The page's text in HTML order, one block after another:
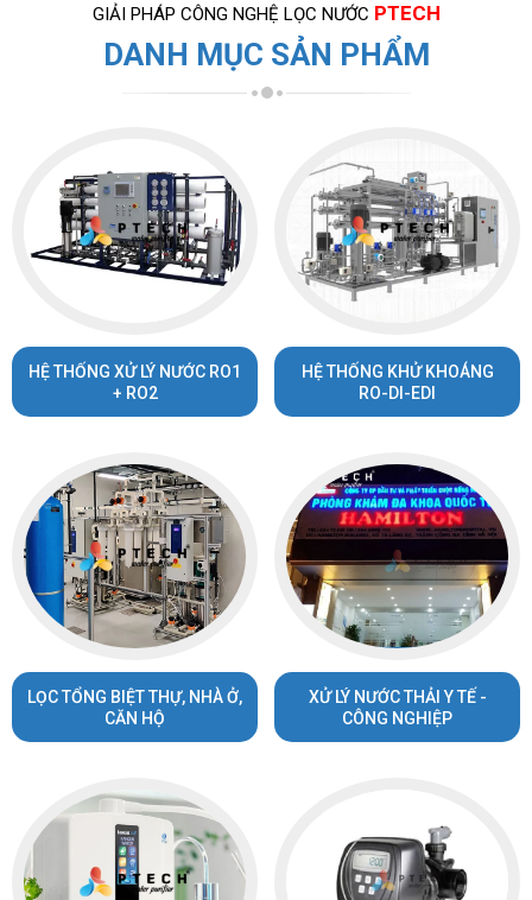
GIẢI PHÁP CÔNG NGHỆ LỌC NƯỚC PTECH
DANH MỤC SẢN PHẨM
HỆ THỐNG XỬ LÝ NƯỚC RO1
+ RO2
HỆ THỐNG KHỬ KHOÁNG
RO-DI-EDI
LỌC TỔNG BIỆT THỰ, NHÀ Ở,
CĂN HỘ
XỬ LÝ NƯỚC THẢI Y TẾ -
CÔNG NGHIỆP